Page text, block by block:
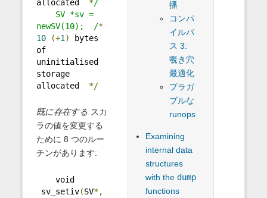
播
コンパ
イルパ
ス 3:
覗き穴
最適化
プラガ
ブルな
runops
Examining
internal data
structures
with the dump
functions
allocated */
SV *sv =
newSV(10);  /*
10
(+1 )
bytes
of
uninitialised
storage
allocated */
既に存在する スカ
ラの値を変更する
ために 8 つのルー
チンがあります:
void
sv_setiv(SV*,